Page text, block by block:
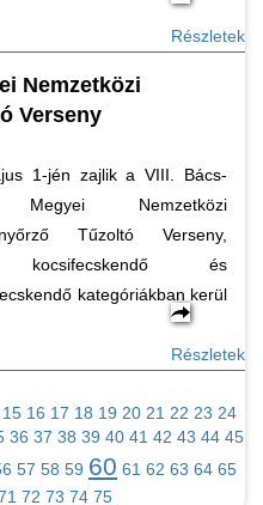
Részletek
Nemzetközi
Verseny
1-jén zajlik a VIII. Bács-
Megyei Nemzetközi
Tűzoltó Verseny,
kocsifecskendő és
kategóriákban kerül
Részletek
15 16 17 18 19 20 21 22 23 24
36 37 38 39 40 41 42 43 44 45
57 58 59 60 61 62 63 64 65
72 73 74 75